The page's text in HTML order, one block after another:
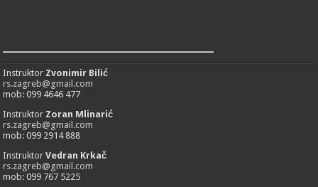
___________________________
Instruktor Zvonimir Bilić
rs.zagreb@gmail.com
mob: 099 4646 477
Instruktor Zoran Mlinarić
rs.zagreb@gmail.com
mob: 099 2914 888
InstruktorVedran Krkač
rs.zagreb@gmail.com
mob: 099 767 5225